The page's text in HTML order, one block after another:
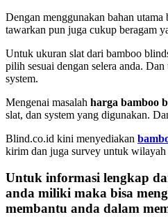
Dengan menggunakan bahan
tawarkan pun juga cukup beragam
Untuk ukuran slat dari bamboo
pilih sesuai dengan selera anda.
system.
Mengenai masalah harga bamboo
slat, dan system yang digunakan.
Blind.co.id kini menyediakan
kirim dan juga survey untuk
Untuk informasi lengkap
anda miliki maka bisa
membantu anda dalam